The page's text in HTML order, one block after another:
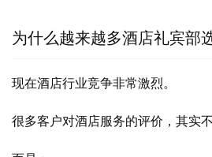
为什么越来越多酒店礼宾部
现在酒店行业竞争非常激烈。
很多客户对酒店服务的评价，其实